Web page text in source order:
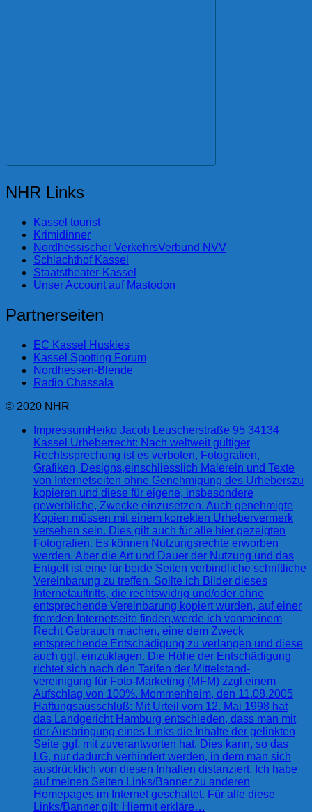
NHR Links
Kassel tourist
Krimidinner
Nordhessischer VerkehrsVerbund NVV
Schlachthof Kassel
Staatstheater-Kassel
Unser Account auf Mastodon
Partnerseiten
EC Kassel Huskies
Kassel Spotting Forum
Nordhessen-Blende
Radio Chassala
© 2020 NHR
ImpressumHeiko Jacob Leuscherstraße 95 34134
Kassel Urheberrecht: Nach weltweit gültiger
Rechtssprechung ist es verboten, Fotografien,
Grafiken, Designs,einschliesslich Malerein und Texte
von Internetseiten ohne Genehmigung des Urheberszu
kopieren und diese für eigene, insbesondere
gewerbliche, Zwecke einzusetzen. Auch genehmigte
Kopien müssen mit einem korrekten Urhebervermerk
versehen sein. Dies gilt auch für alle hier gezeigten
Fotografien. Es können Nutzungsrechte erworben
werden. Aber die Art und Dauer der Nutzung und das
Entgelt ist eine für beide Seiten verbindliche schriftliche
Vereinbarung zu treffen. Sollte ich Bilder dieses
Internetauftritts, die rechtswidrig und/oder ohne
entsprechende Vereinbarung kopiert wurden, auf einer
fremden Internetseite finden,werde ich vonmeinem
Recht Gebrauch machen, eine dem Zweck
entsprechende Entschädigung zu verlangen und diese
auch ggf. einzuklagen. Die Höhe der Entschädigung
richtet sich nach den Tarifen der Mittelstand-
vereinigung für Foto-Marketing (MFM) zzgl.einem
Aufschlag von 100%. Mommenheim, den 11.08.2005
Haftungsausschluß: Mit Urteil vom 12. Mai 1998 hat
das Landgericht Hamburg entschieden, dass man mit
der Ausbringung eines Links die Inhalte der gelinkten
Seite ggf. mit zuverantworten hat. Dies kann, so das
LG, nur dadurch verhindert werden, in dem man sich
ausdrücklich von diesen Inhalten distanziert. Ich habe
auf meinen Seiten Links/Banner zu anderen
Homepages im Internet geschaltet. Für alle diese
Links/Banner gilt: Hiermit erkläre…